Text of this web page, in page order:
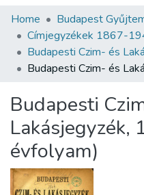
Communities &
All of DSpace
Statistics
About us
Home Budapest
Címjegyzékek 1867-
Budapesti
Lakásjegyzék,
évfolyam)